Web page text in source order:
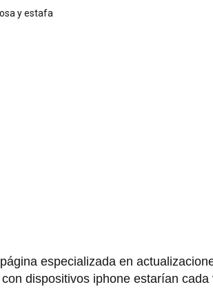
y estafa
especializada en
dispositivos iphone estarían cada